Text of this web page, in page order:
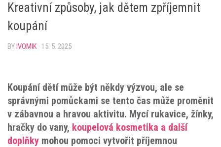
Kreativní způsoby, jak dětem zpříjemnit
koupání
BYIVOMIK · 15. 5. 2025
Koupání dětí může být někdy výzvou, ale se
správnými pomůckami se tento čas může proměnit
v zábavnou a hravou aktivitu. Mycí rukavice, žínky,
hračky do vany, koupelová kosmetika a další
doplňky mohou pomoci vytvořit příjemnou